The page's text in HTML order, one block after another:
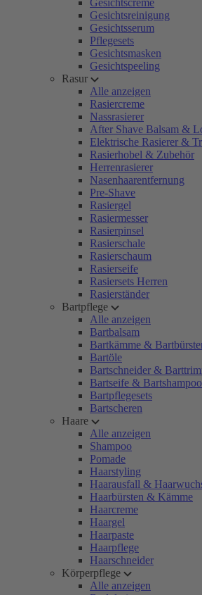
Gesichtscreme
Gesichtsreinigung
Gesichtsserum
Pflegesets
Gesichtsmasken
Gesichtspeeling
Rasur
Alle anzeigen
Rasiercreme
Nassrasierer
After Shave Balsam &
Elektrische Rasierer &
Rasierhobel & Zubehör
Herrenrasierer
Nasenhaarentfernung
Pre-Shave
Rasiergel
Rasiermesser
Rasierpinsel
Rasierschale
Rasierschaum
Rasierseife
Rasiersets Herren
Rasierständer
Bartpflege
Alle anzeigen
Bartbalsam
Bartkämme &
Bartöle
Bartschneider &
Bartseife & Bartshampoo
Bartpflegesets
Bartscheren
Haare
Alle anzeigen
Shampoo
Pomade
Haarstyling
Haarausfall &
Haarbürsten & Kämme
Haarcreme
Haargel
Haarpaste
Haarpflege
Haarschneider
Körperpflege
Alle anzeigen